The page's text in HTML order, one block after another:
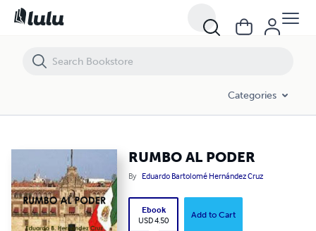
Categories
RUMBO AL PODER
By Eduardo Bartolomé Hernández Cruz
Ebook
USD 4.50
Add to Cart
RUMBO AL PODER